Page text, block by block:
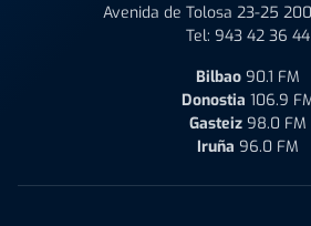
Avenida de Tolosa 23-25
Tel: 943 42 36 44
Bilbao 90.1 FM
Donostia 106.9
Gasteiz 98.0 FM
Iruña 96.0 FM